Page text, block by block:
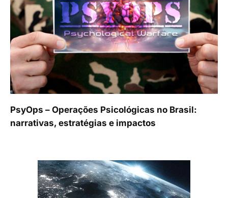
PsyOps – Operações Psicológicas no Brasil:
narrativas, estratégias e impactos